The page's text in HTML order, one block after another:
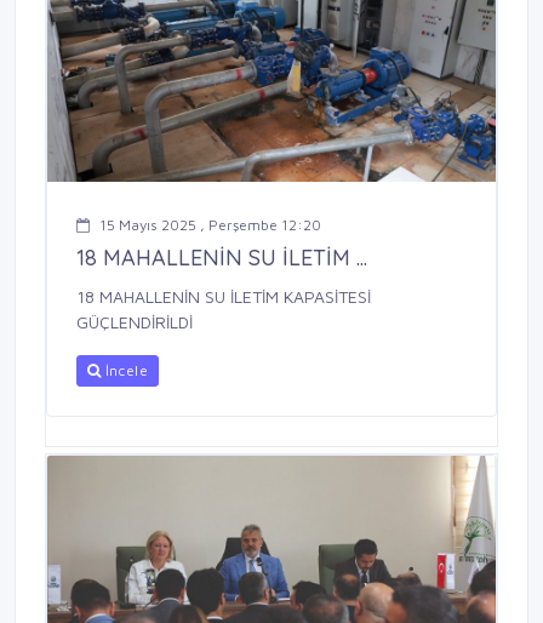
15 Mayıs 2025 , Perşembe 12:20
18 MAHALLENİN SU İLETİM ...
18 MAHALLENİN SU İLETİM KAPASİTESİ
GÜÇLENDİRİLDİ
İncele